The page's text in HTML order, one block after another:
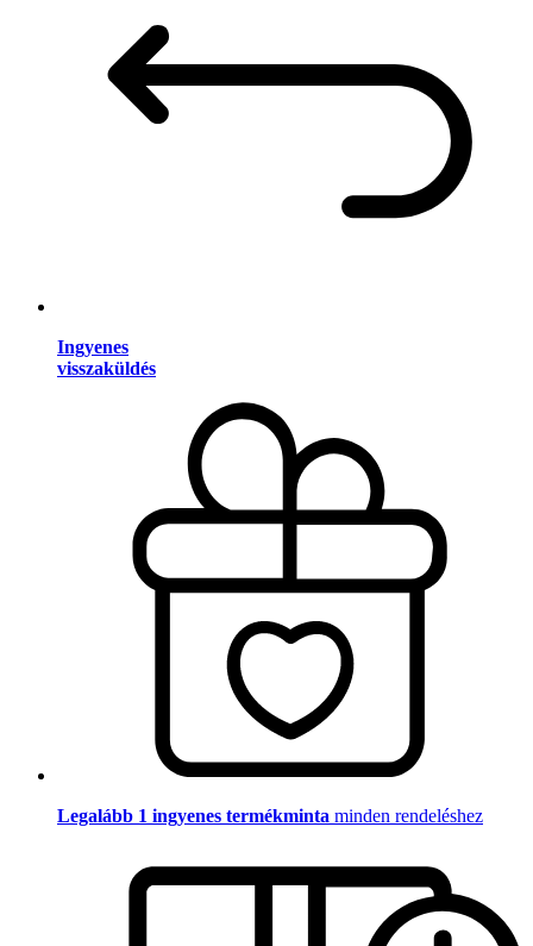
Ingyenes
visszaküldés
Legalább 1 ingyenes termékminta minden rendeléshez